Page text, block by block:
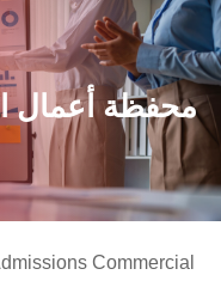
محفظة أعمال
Commercial